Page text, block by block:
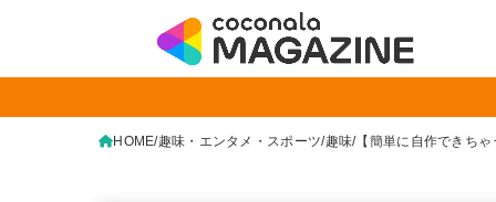
HOME 趣味・エンタメ・スポーツ 趣味 【簡単に自作できち